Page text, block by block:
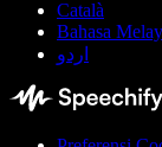
Català
Bahasa
اردو